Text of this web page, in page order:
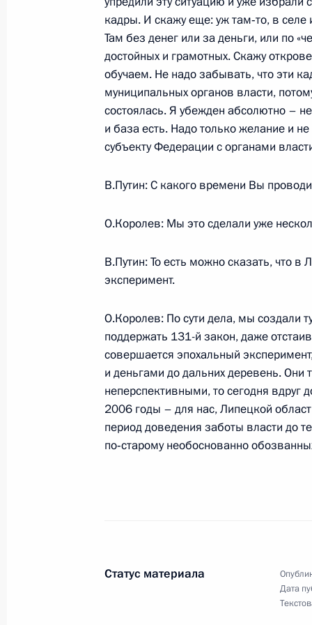
Начало встречи с Комиссаром
человека Альваро Хиль-Роблесом
27 мая 2005 года, 16:21 Москва, Кремль
Начало рабочей встречи с
Левитиным
26 мая 2005 года, четверг
26 мая 2005 года, 17:34
25 мая 2005 года, среда
Начало рабочей встречи с
Владимиром Чубом
25 мая 2005 года, 23:18 Ростовская
Вступительное слово на встрече с
кадры. И скажу еще: уж там‑то, в
Там без денег или за деньги, или по
достойных и грамотных. Скажу
обучаем. Не надо забывать, что эти
муниципальных органов власти,
состоялась. Я убежден абсолютно –
и база есть. Надо только желание и
субъекту Федерации с органами
В.Путин: С какого времени Вы
О.Королев: Мы это сделали уже
В.Путин: То есть можно сказать, что
эксперимент.
О.Королев: По сути дела, мы создали
поддержать 131-й закон, даже
совершается эпохальный
и деньгами до дальних деревень.
неперспективными, то сегодня
2006 годы – для нас, Липецкой
период доведения заботы власти до
по‑старому необоснованно
Статус материала
Дата